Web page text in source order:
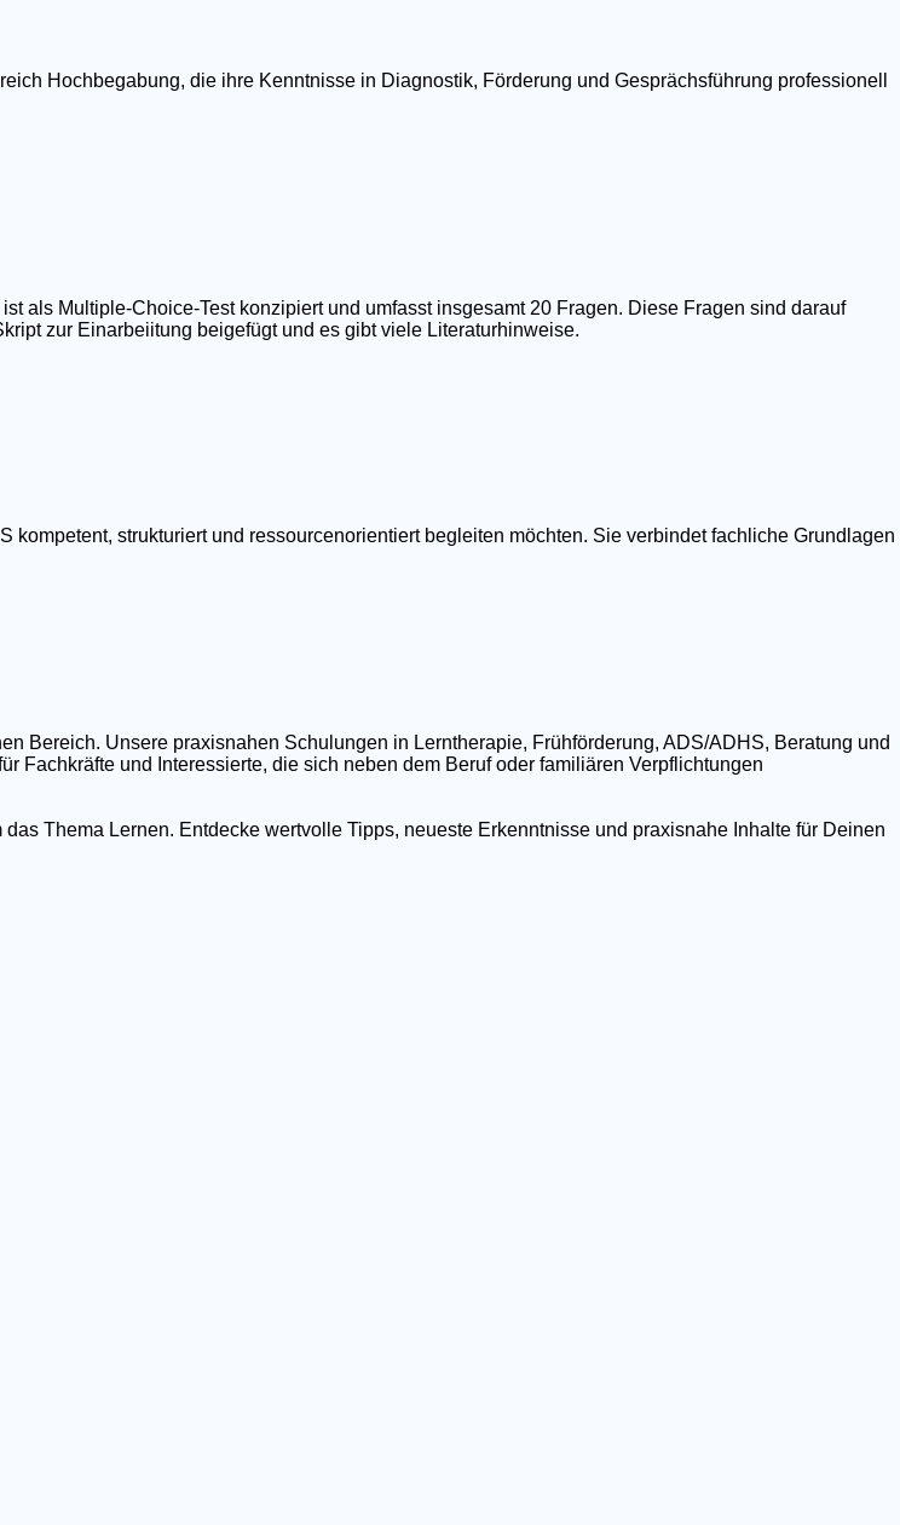
Hochbegabung, die ihre Kenntnisse in Diagnostik, Förderung und Gesprächsführung professionell
als Multiple-Choice-Test konzipiert und umfasst insgesamt 20 Fragen. Diese Fragen sind darauf
zur Einarbeiitung beigefügt und es gibt viele Literaturhinweise.
strukturiert und ressourcenorientiert begleiten möchten. Sie verbindet fachliche Grundlagen
Bereich. Unsere praxisnahen Schulungen in Lerntherapie, Frühförderung, ADS/ADHS, Beratung und
und Interessierte, die sich neben dem Beruf oder familiären Verpflichtungen
Thema Lernen. Entdecke wertvolle Tipps, neueste Erkenntnisse und praxisnahe Inhalte für Deinen